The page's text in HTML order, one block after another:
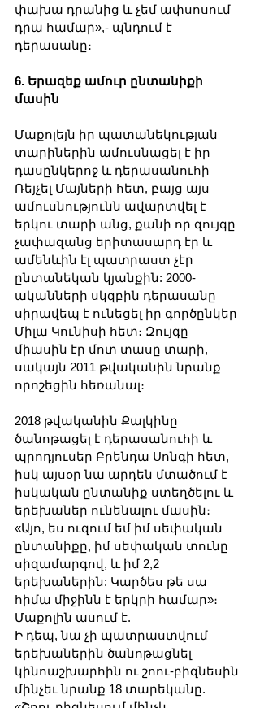
փախա դրանից և չեմ ափսոսում
դրա համար»,- պնդում է
դերասանը։
6. Երազեք ամուր ընտանիքի
մասին
Մաքոլեյն իր պատանեկության
տարիներին ամուսնացել է իր
դասընկերոջ և դերասանուհի
Ռեյչել Մայների հետ, բայց այս
ամուսնությունն ավարտվել է
երկու տարի անց, քանի որ զույգը
չափազանց երիտասարդ էր և
ամենևին էլ պատրաստ չէր
ընտանեկան կյանքին: 2000-
ականների սկզբին դերասանը
սիրավեպ է ունեցել իր գործընկեր
Միլա Կունիսի հետ։ Զույգը
միասին էր մոտ տասը տարի,
սակայն 2011 թվականին նրանք
որոշեցին հեռանալ։
2018 թվականին Քալկինը
ծանոթացել է դերասանուհի և
պրոդյուսեր Բրենդա Սոնգի հետ,
իսկ այսօր նա արդեն մտածում է
իսկական ընտանիք ստեղծելու և
երեխաներ ունենալու մասին։
«Այո, ես ուզում եմ իմ սեփական
ընտանիքը, իմ սեփական տունը
սիզամարգով, և իմ 2,2
երեխաներին: Կարծես թե սա
հիմա միջինն է երկրի համար»։
Մաքոլին ասում է.
Ի դեպ, նա չի պատրաստվում
երեխաներին ծանոթացնել
կինոաշխարհին ու շոու-բիզնեսին
մինչեւ նրանք 18 տարեկանը.